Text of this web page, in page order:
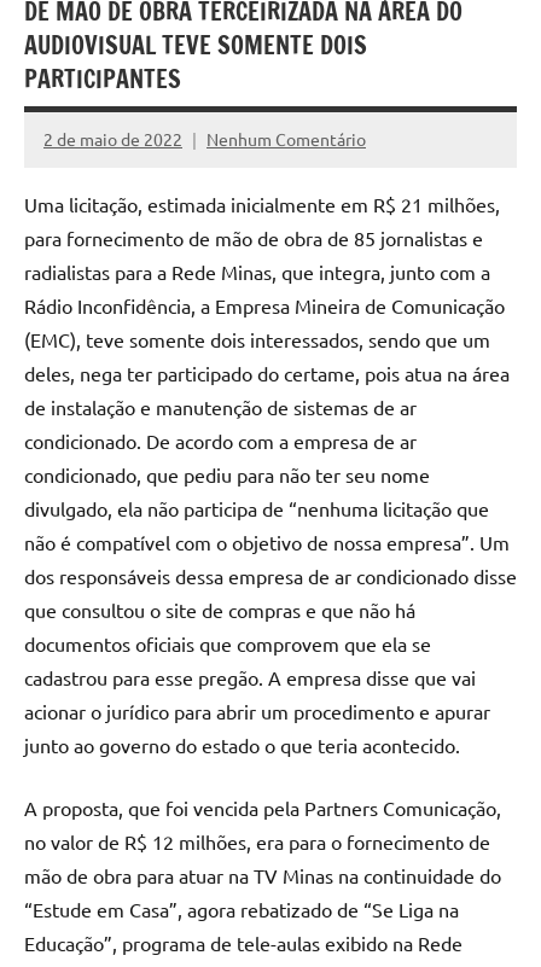
DE MÃO DE OBRA TERCEIRIZADA NA ÁREA DO
AUDIOVISUAL TEVE SOMENTE DOIS
PARTICIPANTES
2 de maio de 2022
Alessandra
Nenhum Comentário
Uma licitação, estimada inicialmente em R$ 21 milhões,
para fornecimento de mão de obra de 85 jornalistas e
radialistas para a Rede Minas, que integra, junto com a
Rádio Inconfidência, a Empresa Mineira de Comunicação
(EMC), teve somente dois interessados, sendo que um
deles, nega ter participado do certame, pois atua na área
de instalação e manutenção de sistemas de ar
condicionado. De acordo com a empresa de ar
condicionado, que pediu para não ter seu nome
divulgado, ela não participa de “nenhuma licitação que
não é compatível com o objetivo de nossa empresa”. Um
dos responsáveis dessa empresa de ar condicionado disse
que consultou o site de compras e que não há
documentos oficiais que comprovem que ela se
cadastrou para esse pregão. A empresa disse que vai
acionar o jurídico para abrir um procedimento e apurar
junto ao governo do estado o que teria acontecido.
A proposta, que foi vencida pela Partners Comunicação,
no valor de R$ 12 milhões, era para o fornecimento de
mão de obra para atuar na TV Minas na continuidade do
“Estude em Casa”, agora rebatizado de “Se Liga na
Educação”, programa de tele-aulas exibido na Rede